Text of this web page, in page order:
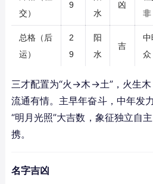
交）
9
水
凶
非
总格（后
运）
2
9
阳
水
吉
中
众
三才配置为“火→木→土”，火生
流通有情。主早年奋斗，中年发
“明月光照”大吉数，象征独立自
携。
名字吉凶